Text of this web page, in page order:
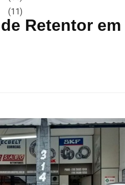
(11)
Retentor em